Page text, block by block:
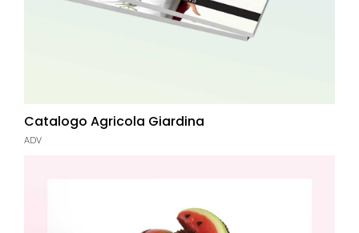
Catalogo Agricola Giardina
ADV